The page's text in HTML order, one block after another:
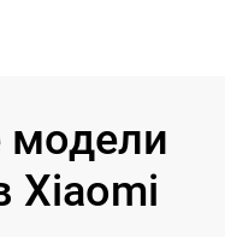
модели
Xiaomi